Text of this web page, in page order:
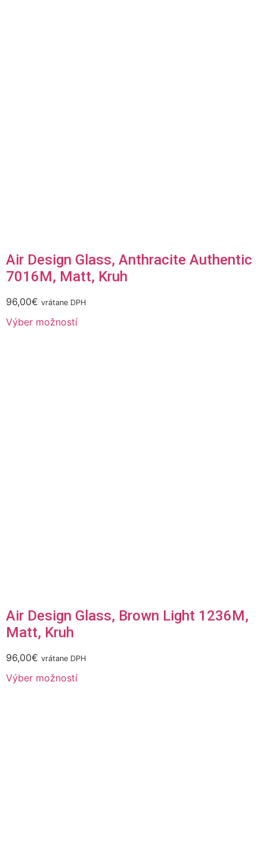
Air Design Glass, Anthracite Authentic
7016M, Matt, Kruh
96,00€ vrátane DPH
Výber možností
Air Design Glass, Brown Light 1236M,
Matt, Kruh
96,00€ vrátane DPH
Výber možností